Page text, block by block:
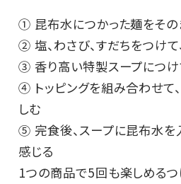
① 昆布水につかった麺をその
② 塩、わさび、すだちをつけ
③ 香り高い特製スープにつ
④ トッピングを組み合わせて
しむ
⑤ 完食後、スープに昆布水を
感じる
1つの商品で5回も楽しめるつ